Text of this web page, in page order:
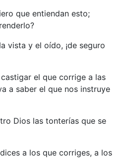
que entiendan esto;
vista y el oído, ¡de seguro
el que corrige a las
a saber el que nos instruye
Dios las tonterías que se
a los que corriges, a los